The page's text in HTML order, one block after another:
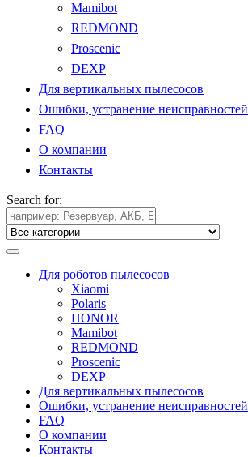
Mamibot
REDMOND
Proscenic
DEXP
Для вертикальных пылесосов
Ошибки, устранение неисправностей
FAQ
О компании
Контакты
Search for:
Для роботов пылесосов
Xiaomi
Polaris
HONOR
Mamibot
REDMOND
Proscenic
DEXP
Для вертикальных пылесосов
Ошибки, устранение неисправностей
FAQ
О компании
Контакты